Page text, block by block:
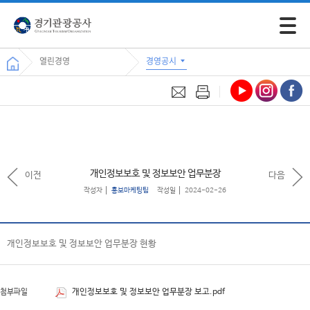
모바일
열린경영 경영공시
개인정보보호 및 정보보안 업무분장
작성자 홍보마케팅팀 작성일 2024-02-26
이전 다음
개인정보보호 및 정보보안 업무분장 현황
첨부파일 개인정보보호 및 정보보안 업무분장 보고.pdf